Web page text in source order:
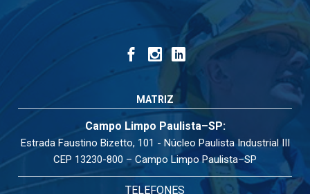
MATRIZ
Campo Limpo Paulista–SP:
Estrada Faustino Bizetto, 101 - Núcleo Paulista Industrial III
CEP 13230-800 – Campo Limpo Paulista–SP
TELEFONES